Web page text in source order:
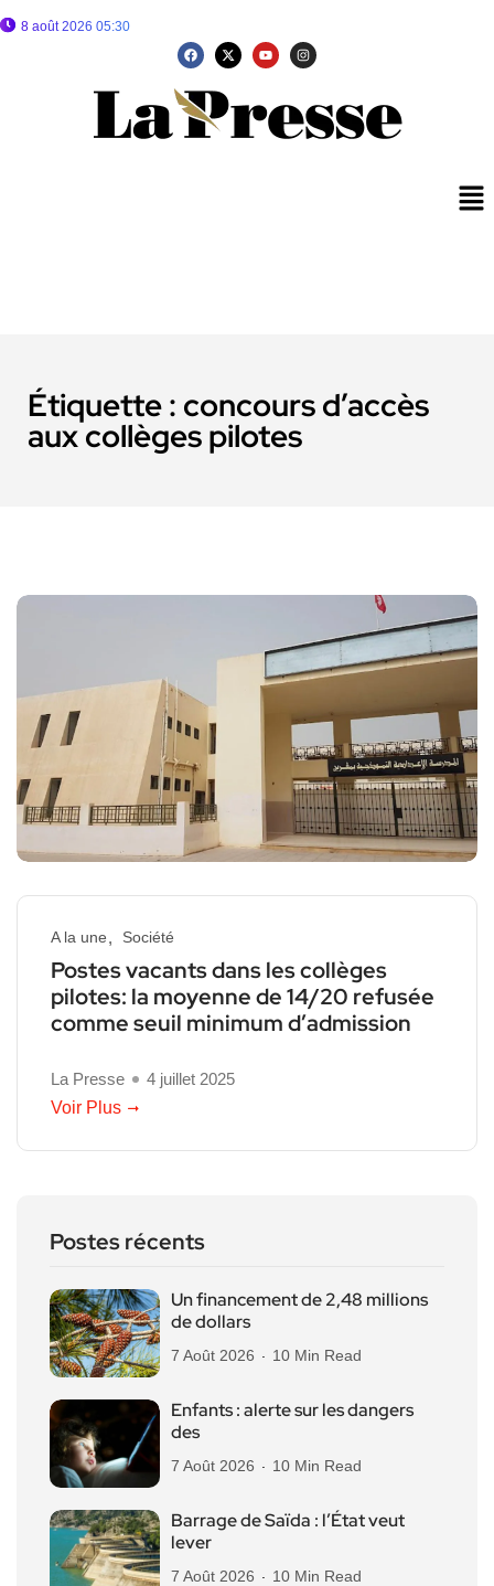
8 août 2026 05:30
Étiquette : concours d’accès
aux collèges pilotes
A la une Société
Postes vacants dans les collèges
pilotes: la moyenne de 14/20 refusée
comme seuil minimum d’admission
La Presse
4 juillet 2025
Voir Plus
Postes récents
Un financement de 2,48 millions
de dollars
7 Août 2026 10 Min Read
Enfants : alerte sur les dangers
des
7 Août 2026 10 Min Read
Barrage de Saïda : l’État veut
lever
7 Août 2026 10 Min Read